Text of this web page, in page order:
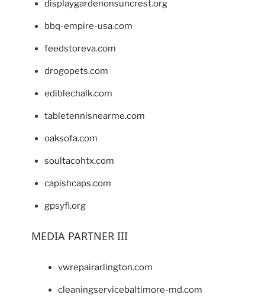
displaygardenonsuncrest.org
bbq-empire-usa.com
feedstoreva.com
drogopets.com
ediblechalk.com
tabletennisnearme.com
oaksofa.com
soultacohtx.com
capishcaps.com
gpsyfl.org
MEDIA PARTNER III
vwrepairarlington.com
cleaningservicebaltimore-md.com